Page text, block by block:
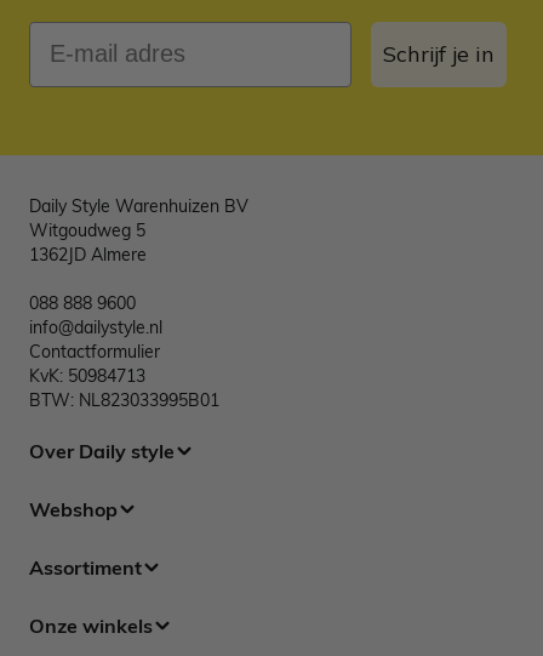
E-mail adres
Schrijf je in
Daily Style Warenhuizen BV
Witgoudweg 5
1362JD Almere
088 888 9600
info@dailystyle.nl
Contactformulier
KvK: 50984713
BTW: NL823033995B01
Over Daily style
Webshop
Assortiment
Onze winkels